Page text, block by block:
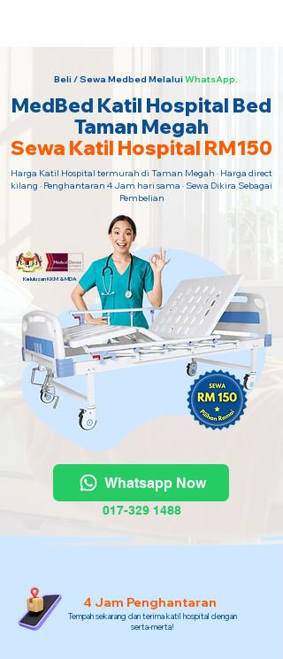
Beli / Sewa Medbed Melalui WhatsApp.
MedBed Katil Hospital Bed
Taman Megah
Sewa Katil Hospital RM150
Harga Katil Hospital termurah di Taman Megah · Harga direct
kilang · Penghantaran 4 Jam hari sama · Sewa Dikira Sebagai
Pembelian
Kelulusan KKM & MDA
Whatsapp Now
017-329 1488
4 Jam Penghantaran
Tempah sekarang dan terima katil hospital dengan
serta-merta!